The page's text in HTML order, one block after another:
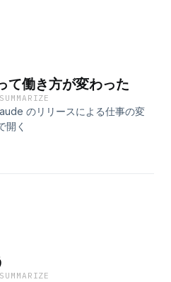
FDEと日本企業での実装[参
GitHub Copilot usage-based
ドキュメント.Gemini
のAI番付Anthropic ×
LISTENで開く
働き方が変わった
のリリースによる仕事の変
開く